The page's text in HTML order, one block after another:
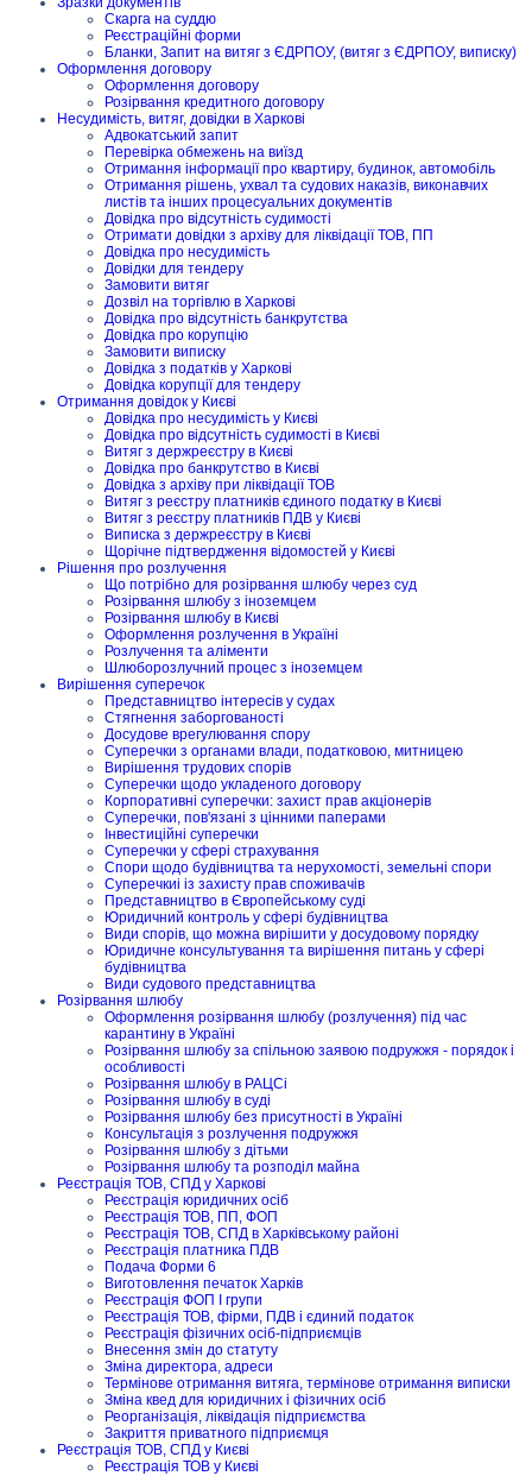
Скарга на суддю
Реєстраційні форми
Бланки, Запит на витяг з ЄДРПОУ, (витяг з ЄДРПОУ, виписку)
Оформлення договору
Оформлення договору
Розірвання кредитного договору
Несудимість, витяг, довідки в Харкові
Адвокатський запит
Перевірка обмежень на виїзд
Отримання інформації про квартиру, будинок, автомобіль
Отримання рішень, ухвал та судових наказів, виконавчих
листів та інших процесуальних документів
Довідка про відсутність судимості
Отримати довідки з архіву для ліквідації ТОВ, ПП
Довідка про несудимість
Довідки для тендеру
Замовити витяг
Дозвіл на торгівлю в Харкові
Довідка про відсутність банкрутства
Довідка про корупцію
Замовити виписку
Довідка з податків у Харкові
Довідка корупції для тендеру
Отримання довідок у Києві
Довідка про несудимість у Києві
Довідка про відсутність судимості в Києві
Витяг з держреєстру в Києві
Довідка про банкрутство в Києві
Довідка з архіву при ліквідації ТОВ
Витяг з реєстру платників єдиного податку в Києві
Витяг з реєстру платників ПДВ у Києві
Виписка з держреєстру в Києві
Щорічне підтвердження відомостей у Києві
Рішення про розлучення
Що потрібно для розірвання шлюбу через суд
Розірвання шлюбу з іноземцем
Розірвання шлюбу в Києві
Оформлення розлучення в Україні
Розлучення та аліменти
Шлюборозлучний процес з іноземцем
Вирішення суперечок
Представництво інтересів у судах
Стягнення заборгованості
Досудове врегулювання спору
Суперечки з органами влади, податковою, митницею
Вирішення трудових спорів
Суперечки щодо укладеного договору
Корпоративні суперечки: захист прав акціонерів
Суперечки, пов'язані з цінними паперами
Інвестиційні суперечки
Суперечки у сфері страхування
Спори щодо будівництва та нерухомості, земельні спори
Суперечкиі із захисту прав споживачів
Представництво в Європейському суді
Юридичний контроль у сфері будівництва
Види спорів, що можна вирішити у досудовому порядку
Юридичне консультування та вирішення питань у сфері
будівництва
Види судового представництва
Розірвання шлюбу
Оформлення розірвання шлюбу (розлучення) під час
карантину в Україні
Розірвання шлюбу за спільною заявою подружжя - порядок і
особливості
Розірвання шлюбу в РАЦСі
Розірвання шлюбу в суді
Розірвання шлюбу без присутності в Україні
Консультація з розлучення подружжя
Розірвання шлюбу з дітьми
Розірвання шлюбу та розподіл майна
Реєстрація ТОВ, СПД у Харкові
Реєстрація юридичних осіб
Реєстрація ТОВ, ПП, ФОП
Реєстрація ТОВ, СПД в Харківському районі
Реєстрація платника ПДВ
Подача Форми 6
Виготовлення печаток Харків
Реєстрація ФОП I групи
Реєстрація ТОВ, фірми, ПДВ і єдиний податок
Реєстрація фізичних осіб-підприємців
Внесення змін до статуту
Зміна директора, адреси
Термінове отримання витяга, термінове отримання виписки
Зміна квед для юридичних і фізичних осіб
Реорганізація, ліквідація підприємства
Закриття приватного підприємця
Реєстрація ТОВ, СПД у Києві
Реєстрація ТОВ у Києві